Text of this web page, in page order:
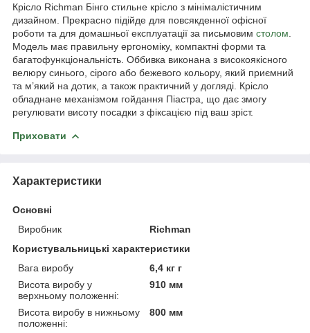
Крісло Richman Бінго стильне крісло з мінімалістичним
дизайном. Прекрасно підійде для повсякденної офісної
роботи та для домашньої експлуатації за письмовим столом
Модель має правильну ергономіку, компактні форми та
багатофункціональність. Оббивка виконана з високоякісного
велюру синього, сірого або бежевого кольору, який приємний
та м’який на дотик, а також практичний у догляді. Крісло
обладнане механізмом гойдання Піастра, що дає змогу
регулювати висоту посадки з фіксацією під ваш зріст.
Приховати
Характеристики
Основні
Виробник
Richman
Користувальницькі характеристики
Вага виробу
6,4 кг г
Висота виробу у
верхньому положенні:
910 мм
Висота виробу в нижньому
положенні:
800 мм